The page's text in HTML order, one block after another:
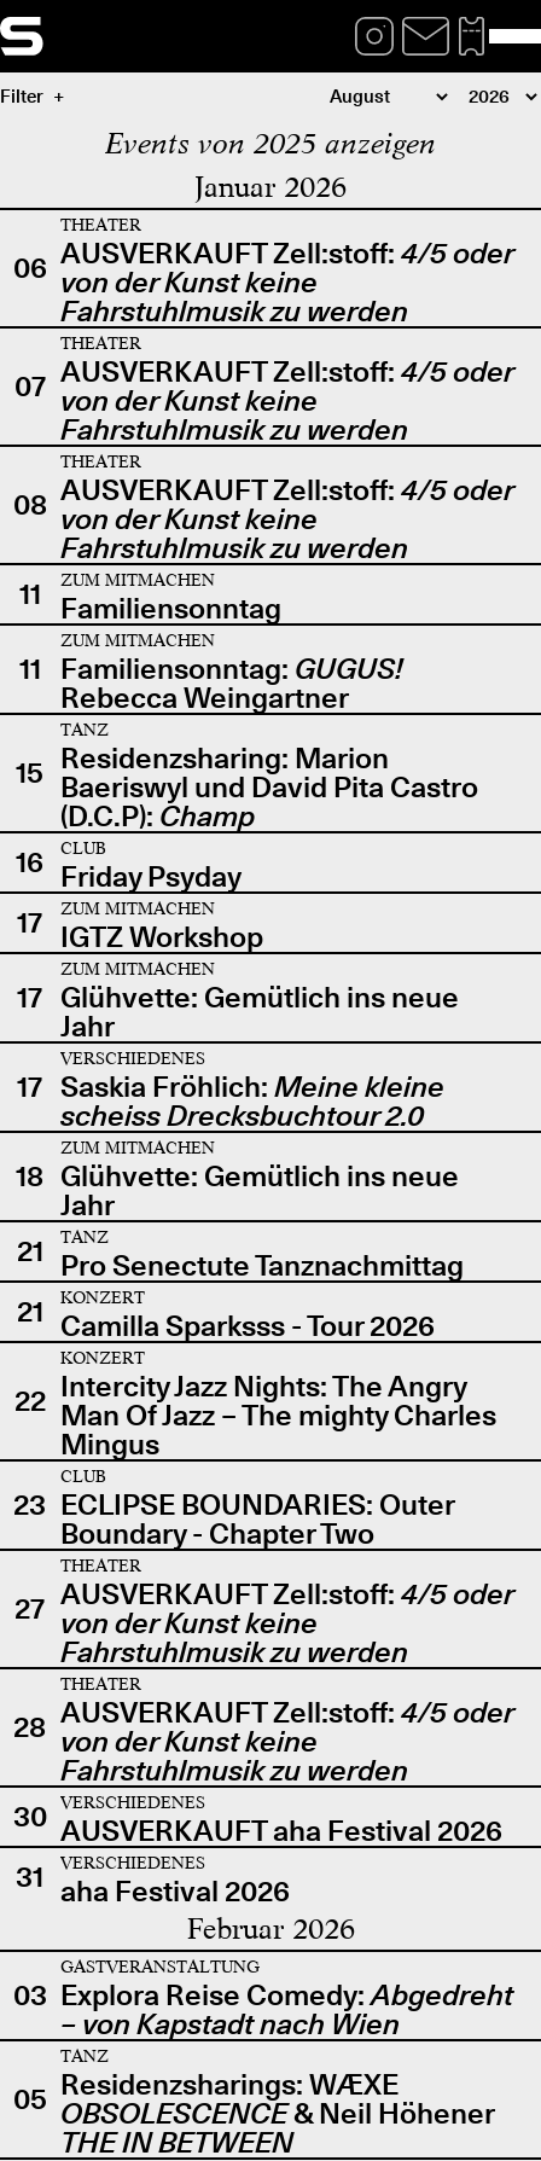
Filter
Events von 2025 anzeigen
Januar 2026
06
THEATER
AUSVERKAUFT Zell:stoff: 4/5 oder
von der Kunst keine
Fahrstuhlmusik zu werden
07
THEATER
AUSVERKAUFT Zell:stoff: 4/5 oder
von der Kunst keine
Fahrstuhlmusik zu werden
08
THEATER
AUSVERKAUFT Zell:stoff: 4/5 oder
von der Kunst keine
Fahrstuhlmusik zu werden
11
ZUM MITMACHEN
Familiensonntag
11
ZUM MITMACHEN
Familiensonntag: GUGUS!
Rebecca Weingartner
15
TANZ
Residenzsharing: Marion
Baeriswyl und David Pita Castro
(D.C.P): Champ
16
CLUB
Friday Psyday
17
ZUM MITMACHEN
IGTZ Workshop
17
ZUM MITMACHEN
Glühvette: Gemütlich ins neue
Jahr
17
VERSCHIEDENES
Saskia Fröhlich: Meine kleine
scheiss Drecksbuchtour 2.0
18
ZUM MITMACHEN
Glühvette: Gemütlich ins neue
Jahr
21
TANZ
Pro Senectute Tanznachmittag
21
KONZERT
Camilla Sparksss - Tour 2026
22
KONZERT
Intercity Jazz Nights: The Angry
Man Of Jazz – The mighty Charles
Mingus
23
CLUB
ECLIPSE BOUNDARIES: Outer
Boundary - Chapter Two
27
THEATER
AUSVERKAUFT Zell:stoff: 4/5 oder
von der Kunst keine
Fahrstuhlmusik zu werden
28
THEATER
AUSVERKAUFT Zell:stoff: 4/5 oder
von der Kunst keine
Fahrstuhlmusik zu werden
30
VERSCHIEDENES
AUSVERKAUFT aha Festival 2026
31
VERSCHIEDENES
aha Festival 2026
Februar 2026
03
GASTVERANSTALTUNG
Explora Reise Comedy:Abgedreht
– von Kapstadt nach Wien
05
TANZ
Residenzsharings: WÆXE
OBSOLESCENCE& Neil Höhener
THE IN BETWEEN